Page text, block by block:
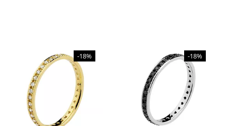
-18% -18%